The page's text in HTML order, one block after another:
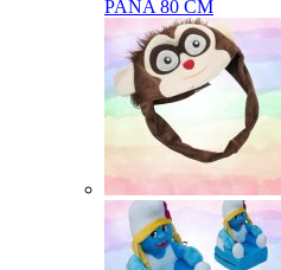
PANA 80 CM